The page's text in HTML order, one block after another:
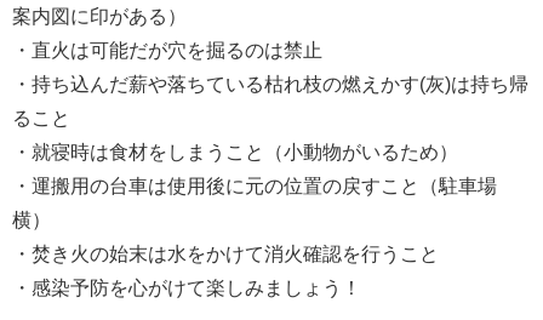
案内図に印がある）
・直火は可能だが穴を掘るのは禁止
・持ち込んだ薪や落ちている枯れ枝の燃えかす(灰)は持ち帰
ること
・就寝時は食材をしまうこと（小動物がいるため）
・運搬用の台車は使用後に元の位置の戻すこと（駐車場
横）
・焚き火の始末は水をかけて消火確認を行うこと
・感染予防を心がけて楽しみましょう！